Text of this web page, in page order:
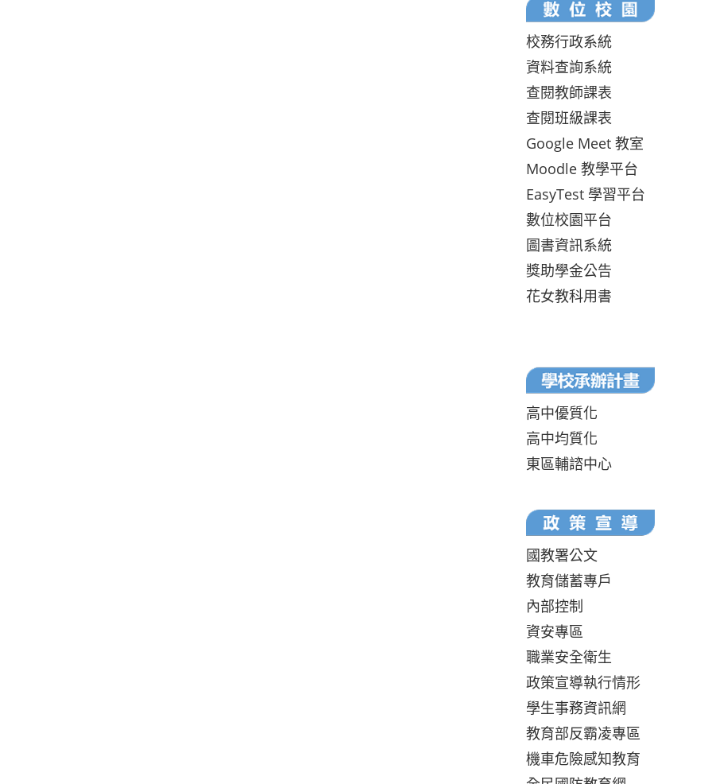
校務行政系統
資料查詢系統
查閱教師課表
查閱班級課表
Google Meet 教室
Moodle 教學平台
EasyTest 學習平台
數位校園平台
圖書資訊系統
獎助學金公告
花女教科用書
高中優質化
高中均質化
東區輔諮中心
國教署公文
教育儲蓄專戶
內部控制
資安專區
職業安全衛生
政策宣導執行情形
學生事務資訊網
教育部反霸凌專區
機車危險感知教育